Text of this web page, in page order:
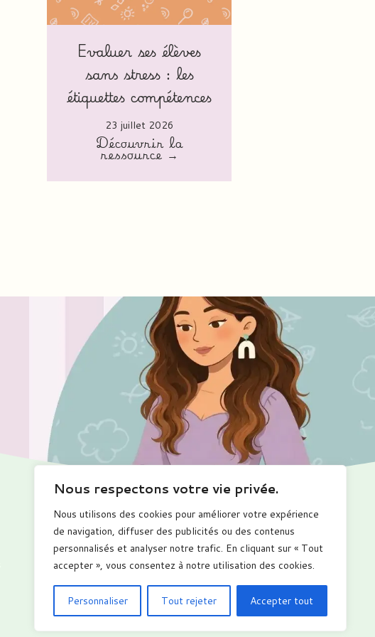
Nous respectons votre vie privée.
Nous utilisons des cookies pour améliorer votre expérience
de navigation, diffuser des publicités ou des contenus
personnalisés et analyser notre trafic. En cliquant sur « Tout
accepter », vous consentez à notre utilisation des cookies.
Personnaliser Tout rejeter Accepter tout
Evaluer ses élèves
sans stress : les
étiquettes compétences
23 juillet 2026
Découvrir la
ressource →
Me suivre